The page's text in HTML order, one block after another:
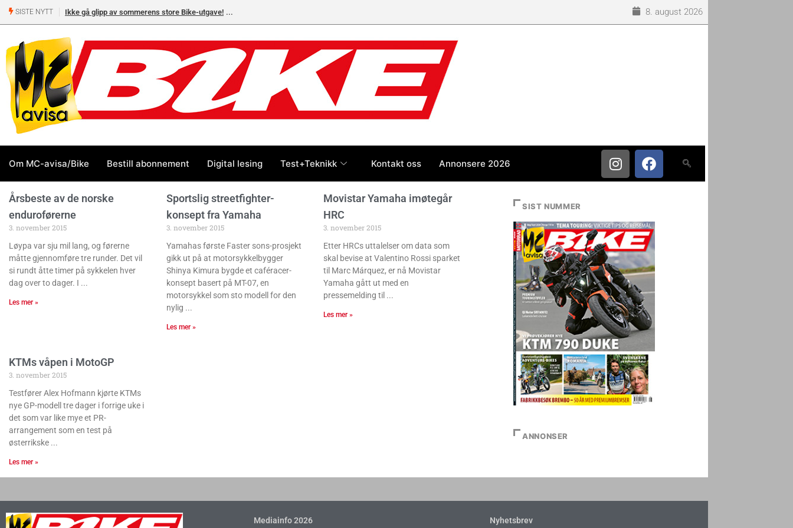
SISTE NYTT Ikke gå glipp av sommerens store Bike-utgave! 8. august 2026
Om MC-avisa/Bike Bestill abonnement Digital lesing Test+Teknikk Kontakt oss Annonsere 2026
Årsbeste av de norske
enduroførerne
3. november 2015
Løypa var sju mil lang, og førerne
måtte gjennomføre tre runder. Det vil
si rundt åtte timer på sykkelen hver
dag over to dager. I
Les mer »
Sportslig streetfighter-
konsept fra Yamaha
3. november 2015
Yamahas første Faster sons-prosjekt
gikk ut på at motorsykkelbygger
Shinya Kimura bygde et caféracer-
konsept basert på MT-07, en
motorsykkel som sto modell for den
nylig
Les mer »
Movistar Yamaha imøtegår
HRC
3. november 2015
Etter HRCs uttalelser om data som
skal bevise at Valentino Rossi sparket
til Marc Márquez, er nå Movistar
Yamaha gått ut med en
pressemelding til
Les mer »
KTMs våpen i MotoGP
3. november 2015
Testfører Alex Hofmann kjørte KTMs
nye GP-modell tre dager i forrige uke i
det som var like mye et PR-
arrangement som en test på
østerrikske
Les mer »
SIST NUMMER
ANNONSER
Mediainfo 2026 Nyhetsbrev